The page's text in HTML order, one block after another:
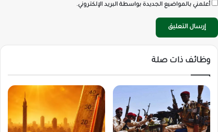
أعلمني بالمواضيع الجديدة بواسطة البريد الإلكتروني.
وظائف ذات صلة